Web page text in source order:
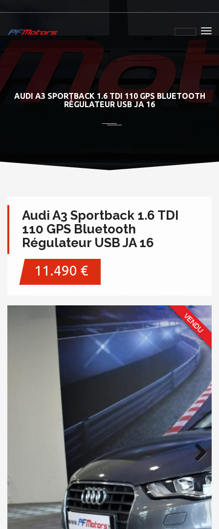
AUDI A3 SPORTBACK 1.6 TDI 110 GPS BLUETOOTH
RÉGULATEUR USB JA 16
Audi A3 Sportback 1.6 TDI
110 GPS Bluetooth
Régulateur USB JA 16
11.490 €
Next